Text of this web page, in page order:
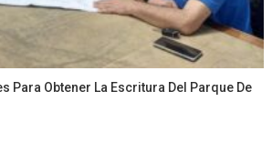
Para Obtener La Escritura Del Parque De